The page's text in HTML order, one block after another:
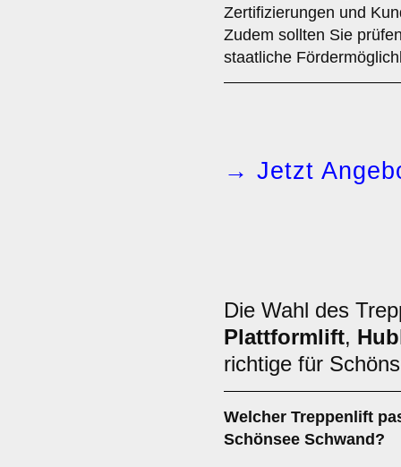
Zertifizierungen und
Zudem sollten Sie
staatliche
→ Jetzt
Die Wahl des
Plattformlift,
richtige für
Welcher Treppenlift
Schönsee Schwand?